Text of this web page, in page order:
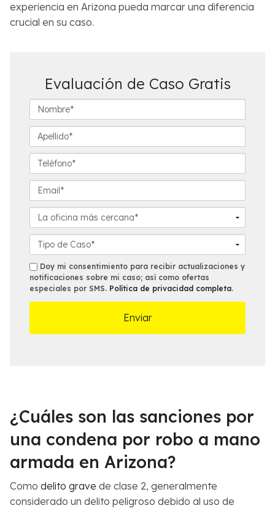
experiencia en Arizona pueda marcar una diferencia
crucial en su caso.
Evaluación de Caso Gratis
o
m
r
*
p
e
l
d
*
e
l
f
n
*
m
a
l
a
o
i
c
i
n
a
a
*
e
t
a
l
l
s
o
s
m
s
Doy mi consentimiento para recibir actualizaciones y
notificaciones sobre mi caso; así como ofertas
especiales por SMS. Política de privacidad completa.
¿Cuáles son las sanciones por
una condena por robo a mano
armada en Arizona?
Como delito grave de clase 2, generalmente
considerado un delito peligroso debido al uso de